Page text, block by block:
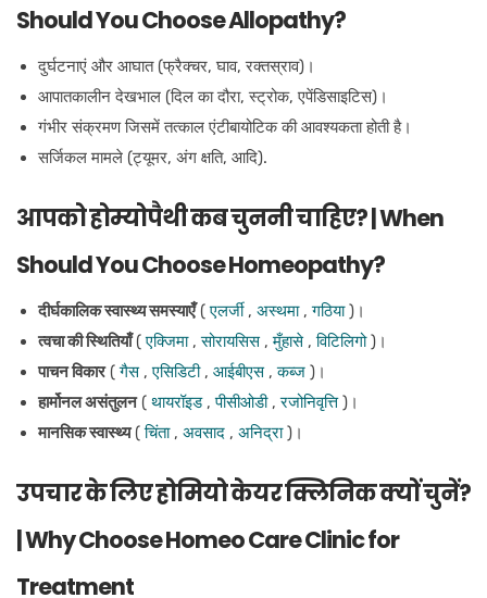
Should You Choose Allopathy?
दुर्घटनाएं और आघात (फ्रैक्चर, घाव, रक्तस्राव)।
आपातकालीन देखभाल (दिल का दौरा, स्ट्रोक, एपेंडिसाइटिस)।
गंभीर संक्रमण जिसमें तत्काल एंटीबायोटिक की आवश्यकता होती है।
सर्जिकल मामले (ट्यूमर, अंग क्षति, आदि).
आपको होम्योपैथी कब चुननी चाहिए? | When
Should You Choose Homeopathy?
दीर्घकालिक स्वास्थ्य समस्याएँ(एलर्जी, अस्थमा,गठिया)।
त्वचा की स्थितियाँ(एक्जिमा,सोरायसिस,मुँहासे,विटिलिगो)।
पाचन विकार(गैस,एसिडिटी, आईबीएस,कब्ज )।
हार्मोनल असंतुलन( थायरॉइड,पीसीओडी,रजोनिवृत्ति)।
मानसिक स्वास्थ्य(चिंता, अवसाद , अनिद्रा)।
उपचार के लिए होमियो केयर क्लिनिक क्यों चुनें?
| Why Choose Homeo Care Clinic for
Treatment